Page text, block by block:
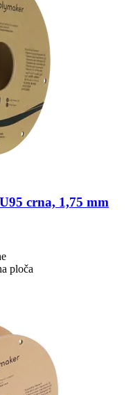
crna, 1,75 mm
ploča